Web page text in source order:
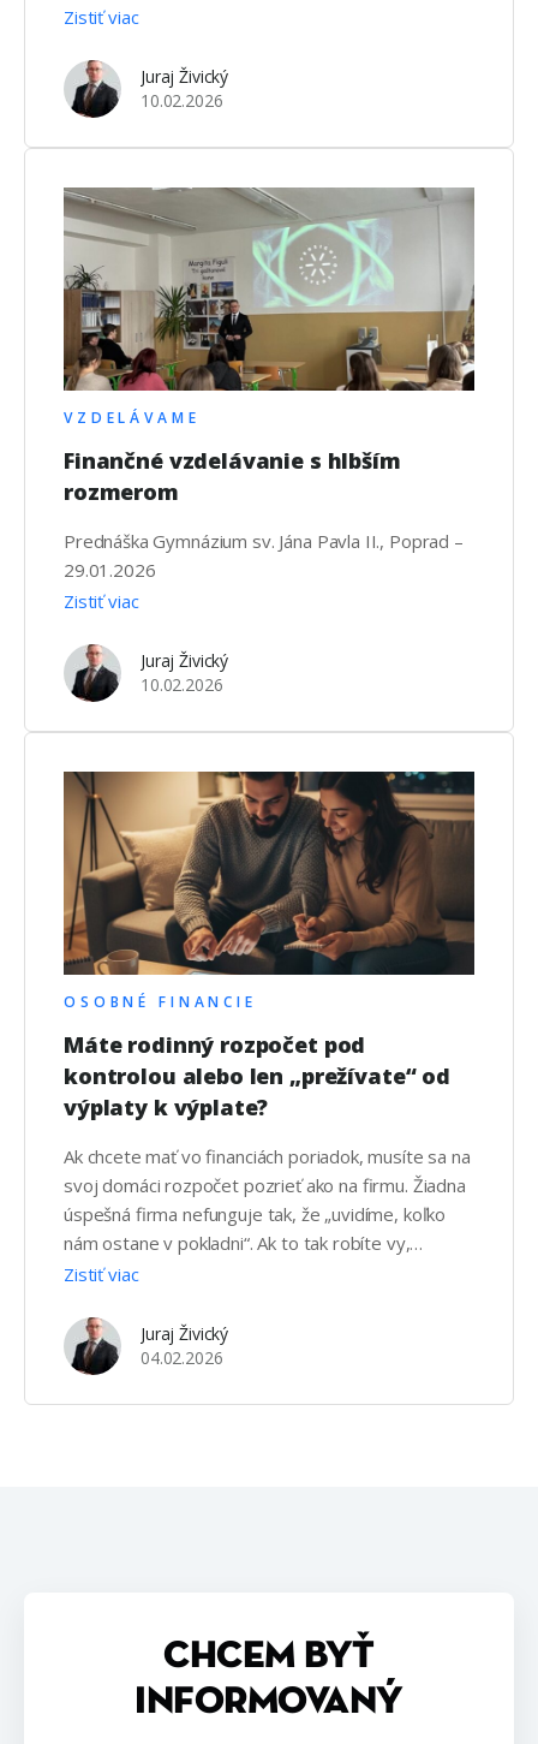
utvrdila v tom, že o generáciu Z sa v tomto smere
Zistiť viac
Juraj Živický
10.02.2026
VZDELÁVAME
Finančné vzdelávanie s hlbším
rozmerom
Prednáška Gymnázium sv. Jána Pavla II., Poprad –
29.01.2026
Zistiť viac
Juraj Živický
10.02.2026
OSOBNÉ FINANCIE
Máte rodinný rozpočet pod
kontrolou alebo len „prežívate“ od
výplaty k výplate?
Ak chcete mať vo financiách poriadok, musíte sa na
svoj domáci rozpočet pozrieť ako na firmu. Žiadna
úspešná firma nefunguje tak, že „uvidíme, koľko
nám ostane v pokladni“. Ak to tak robíte vy,
dobrovoľne sa okrádate o vlastnú budúcnosť.
Zistiť viac
Juraj Živický
04.02.2026
CHCEM BYŤ
INFORMOVANÝ